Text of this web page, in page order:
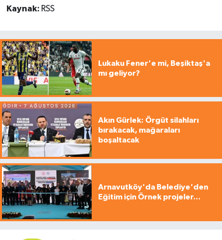
Kaynak: RSS
Lukaku Fener'e mi, Beşiktaş'a
mı geliyor?
Akın Gürlek: Örgüt silahları
bırakacak, mağaraları
boşaltacak
Arnavutköy'da Belediye'den
Eğitim için Örnek projeler...